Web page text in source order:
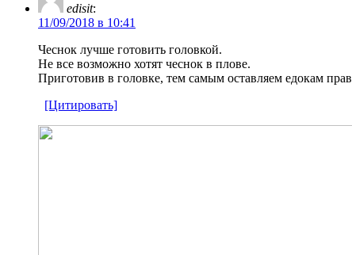
edisit:
11/09/2018 в 10:41
Чеснок лучше готовить головкой.
Не все возможно хотят чеснок в плове.
Приготовив в головке, тем самым оставляем едокам
[Цитировать]